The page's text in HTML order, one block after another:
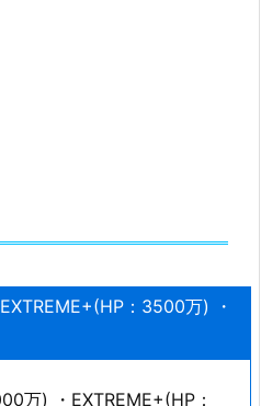
：3500万) ・
万) ・EXTREME+(HP：